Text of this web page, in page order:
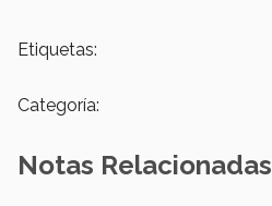
Etiquetas:
Categoría:
Notas Relacionadas